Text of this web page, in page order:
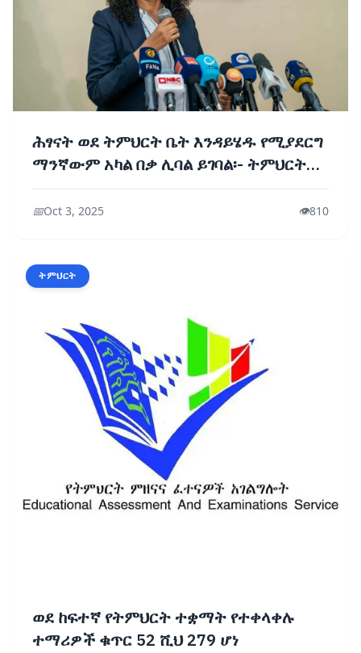
ሕፃናት ወደ ትምህርት ቤት እንዳይሄዱ የሚያደርግ
ማንኛውም አካል በቃ ሊባል ይገባል፡- ትምህርት
ሚኒስቴር
📅Oct 3, 2025 👁️810
ትምህርት
ወደ ከፍተኛ የትምህርት ተቋማት የተቀላቀሉ
ተማሪዎች ቁጥር 52 ሺህ 279 ሆነ